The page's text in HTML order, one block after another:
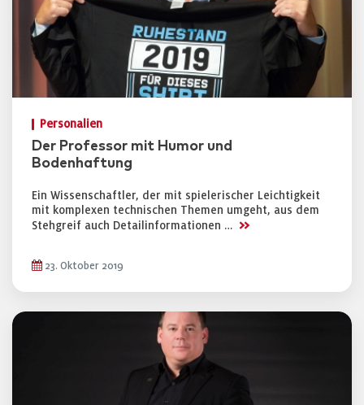
Personalien
Der Professor mit Humor und
Bodenhaftung
Ein Wissenschaftler, der mit spielerischer Leichtigkeit
mit komplexen technischen Themen umgeht, aus dem
Stehgreif auch Detailinformationen … >>
23. Oktober 2019